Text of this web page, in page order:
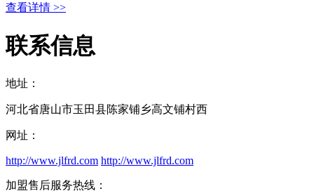
查看详情 >>
联系信息
地址：
河北省唐山市玉田县陈家铺乡高文铺村西
网址：
http://www.jlfrd.com http://www.jlfrd.com
加盟售后服务热线：